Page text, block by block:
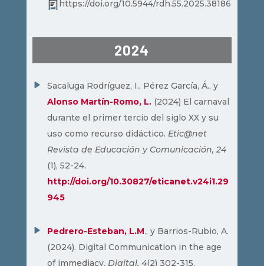
https://doi.org/10.5944/rdh.55.2025.38186
2024
Sacaluga Rodríguez, I., Pérez García, Á., y
Alonso Martín-Romo, L.(2024) El carnaval
durante el primer tercio del siglo XX y su
uso como recurso didáctico. Etic@net
Revista de Educación y Comunicación, 24
(1), 52-24.
http://doi.org/10.30827/eticanet.v24i1.29
945
Pedrero-Esteban, L.M., y Barrios-Rubio, A.
(2024). Digital Communication in the age
of immediacy. Digital, 4(2) 302-315.